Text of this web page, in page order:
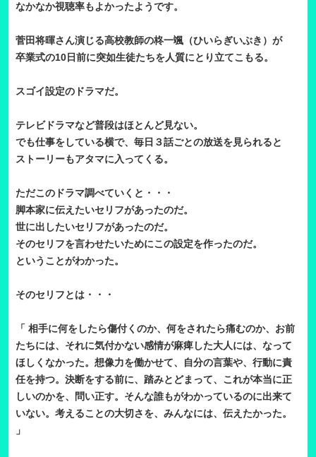
なかなか視聴率もよかったようです。
菅田将暉さん演じる高校教師の柊一颯（ひいらぎいぶき）が
卒業式の10日前に突如生徒たちを人質にとり立てこもる。
スゴイ設定のドラマだ。
テレビドラマなど普段はほとんど見ない。
でも仕事をしている横で、毎日３話ごとの放送を見られると
ストーリーもアタマに入ってくる。
ただこのドラマ調べていくと・・・
脚本家に伝えたいセリフがあったのだ。
世に出したいセリフがあったのだ。
そのセリフを言わせたいためにこの設定を作ったのだ。
ということがわかった。
そのセリフとは・・・
「 相手に何をしたら傷付くのか、何をされたら痛むのか、お前
たちには、それに気付かない感情が麻痺した大人には、なって
ほしくなかった。想像力を働かせて、自分の言葉や、行動に責
任を持つ。決断をする前に、踏みとどまって、これが本当に正
しいのかを、問い正す。そんな誰もがわかっているのに出来て
いない。考えることの大切さを、みんなには、伝えたかった。
」